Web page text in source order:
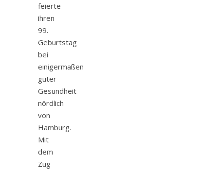
feierte
ihren
99.
Geburtstag
bei
einigermaßen
guter
Gesundheit
nördlich
von
Hamburg.
Mit
dem
Zug